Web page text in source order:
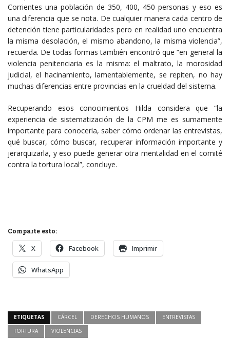
Corrientes una población de 350, 400, 450 personas y eso es
una diferencia que se nota. De cualquier manera cada centro de
detención tiene particularidades pero en realidad uno encuentra
la misma desolación, el mismo abandono, la misma violencia”,
recuerda. De todas formas también encontró que “en general la
violencia penitenciaria es la misma: el maltrato, la morosidad
judicial, el hacinamiento, lamentablemente, se repiten, no hay
muchas diferencias entre provincias en la crueldad del sistema.
Recuperando esos conocimientos Hilda considera que “la
experiencia de sistematización de la CPM me es sumamente
importante para conocerla, saber cómo ordenar las entrevistas,
qué buscar, cómo buscar, recuperar información importante y
jerarquizarla, y eso puede generar otra mentalidad en el comité
contra la tortura local”, concluye.
Comparte esto:
X Facebook Imprimir
WhatsApp
ETIQUETAS CÁRCEL DERECHOS HUMANOS
ENTREVISTAS
TORTURA
VIOLENCIAS